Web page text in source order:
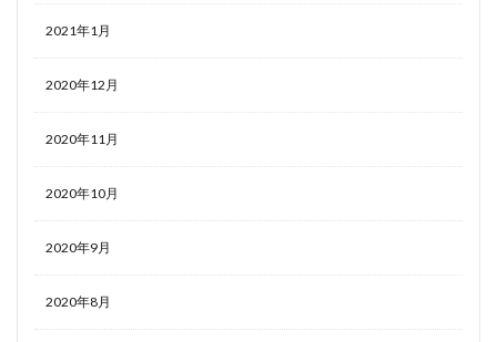
2021年1月
2020年12月
2020年11月
2020年10月
2020年9月
2020年8月